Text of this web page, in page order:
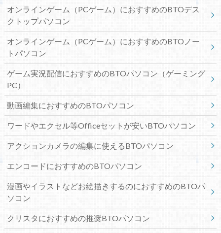
オンラインゲーム（PCゲーム）におすすめのBTOデス
クトップパソコン
オンラインゲーム（PCゲーム）におすすめのBTOノー
トパソコン
ゲーム実況配信におすすめのBTOパソコン（ゲーミング
PC）
動画編集におすすめのBTOパソコン
ワードやエクセル等Officeセットが安いBTOパソコン
アクションカメラの編集に使えるBTOパソコン
エンコードにおすすめのBTOパソコン
漫画やイラストなどお絵描きするのにおすすめのBTOパ
ソコン
クリスタにおすすめの推奨BTOパソコン